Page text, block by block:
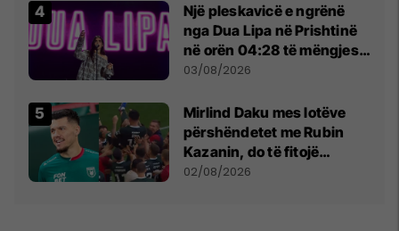
Një pleskavicë e ngrënë
nga Dua Lipa në Prishtinë
në orën 04:28 të mëngjesit
- dhe bota digjitale serbe
03/08/2026
Mirlind Daku mes lotëve
përshëndetet me Rubin
Kazanin, do të fitojë
miliona te Spartak Moska
02/08/2026